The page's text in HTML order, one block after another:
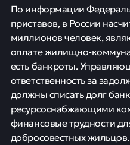
По информации
приставов, в России
миллионов человек,
оплате жилищно-
есть банкроты.
ответственность за
должны списать долг
ресурсоснабжающими
финансовые трудности
добросовестных жильцов.